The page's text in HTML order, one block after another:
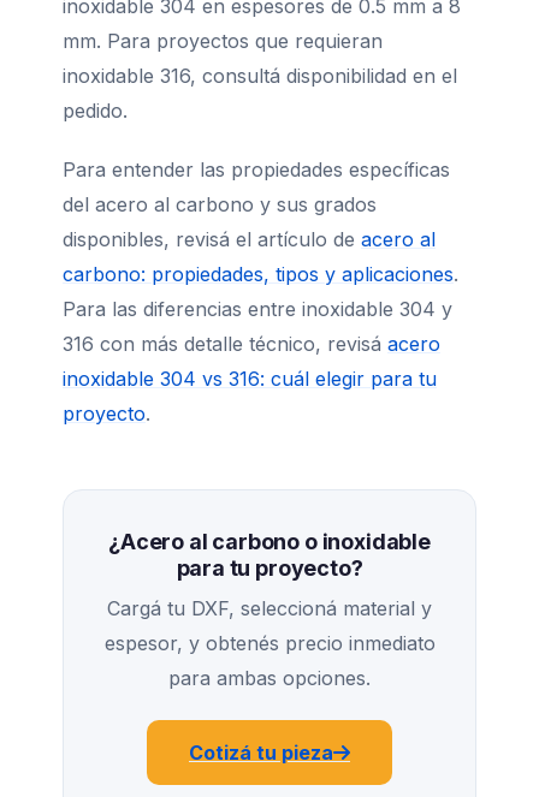
inoxidable 304 en espesores de 0.5 mm a 8
mm. Para proyectos que requieran
inoxidable 316, consultá disponibilidad en el
pedido.
Para entender las propiedades específicas
del acero al carbono y sus grados
disponibles, revisá el artículo de acero al
carbono: propiedades, tipos y aplicaciones.
Para las diferencias entre inoxidable 304 y
316 con más detalle técnico, revisá acero
inoxidable 304 vs 316: cuál elegir para tu
proyecto.
¿Acero al carbono o inoxidable
para tu proyecto?
Cargá tu DXF, seleccioná material y
espesor, y obtenés precio inmediato
para ambas opciones.
Cotizá tu pieza